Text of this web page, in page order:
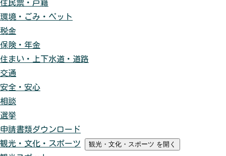
住民票・戸籍
環境・ごみ・ペット
税金
保険・年金
住まい・上下水道・道路
交通
安全・安心
相談
選挙
申請書類ダウンロード
観光・文化・スポーツ
観光・文化・スポーツ を開く